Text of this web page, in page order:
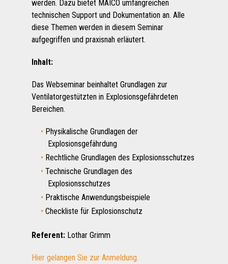
werden. Dazu bietet MAICO umfangreichen
technischen Support und Dokumentation an. Alle
diese Themen werden in diesem Seminar
aufgegriffen und praxisnah erläutert.
Inhalt:
Das Webseminar beinhaltet Grundlagen zur
Ventilatorgestützten in Explosionsgefährdeten
Bereichen.
Physikalische Grundlagen der
Explosionsgefährdung
Rechtliche Grundlagen des Explosionsschutzes
Technische Grundlagen des
Explosionsschutzes
Praktische Anwendungsbeispiele
Checkliste für Explosionschutz
Referent: Lothar Grimm
Hier gelangen Sie zur Anmeldung.